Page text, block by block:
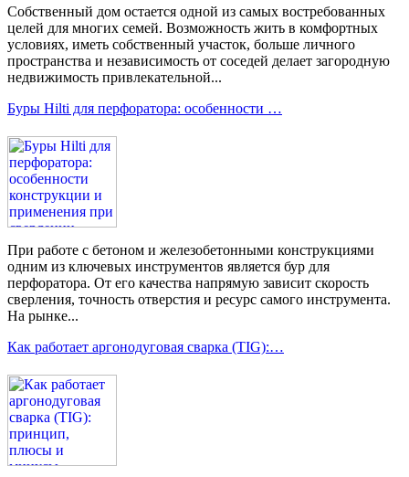
Собственный дом остается одной из самых востребованных
целей для многих семей. Возможность жить в комфортных
условиях, иметь собственный участок, больше личного
пространства и независимость от соседей делает загородную
недвижимость привлекательной...
Буры Hilti для перфоратора: особенности …
При работе с бетоном и железобетонными конструкциями
одним из ключевых инструментов является бур для
перфоратора. От его качества напрямую зависит скорость
сверления, точность отверстия и ресурс самого инструмента.
На рынке...
Как работает аргонодуговая сварка (TIG):…